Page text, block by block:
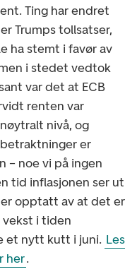
Ting har endret
Trumps tollsatser,
ha stemt i favør av
i stedet vedtok
var det at ECB
renten var
nivå, og
er
– noe vi på ingen
tid inflasjonen ser ut
opptatt av at det er
vekst i tiden
et nytt kutt i juni. Les
her.